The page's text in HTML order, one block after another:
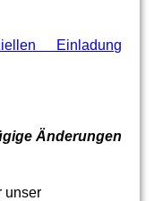
Einladung
Änderungen
unser